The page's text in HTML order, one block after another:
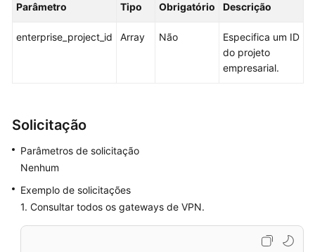
API
Chamada
da
da
edição
Gateway
Parâmetro Tipo Obrigatório Descrição
enterprise_project_id Array Não
Especifica um ID
do projeto
empresarial.
Solicitação
Parâmetros de solicitação
Nenhum
Exemplo de solicitações
1. Consultar todos os gateways de VPN.